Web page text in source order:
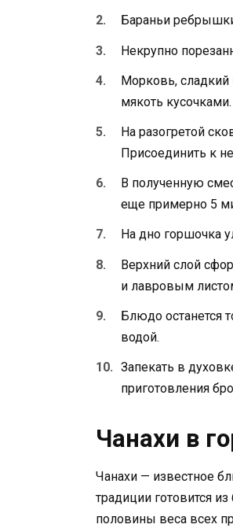
Бараньи
Некрупно
Морковь, сладкий
мякоть кусочками.
На разогретой
Присоединить к
В полученную
еще примерно 5
На дно горшочка
Верхний слой
и лавровым
Блюдо останется
водой.
Запекать в
приготовления
Чанахи в
Чанахи — известное
традиции готовится
половины веса всех